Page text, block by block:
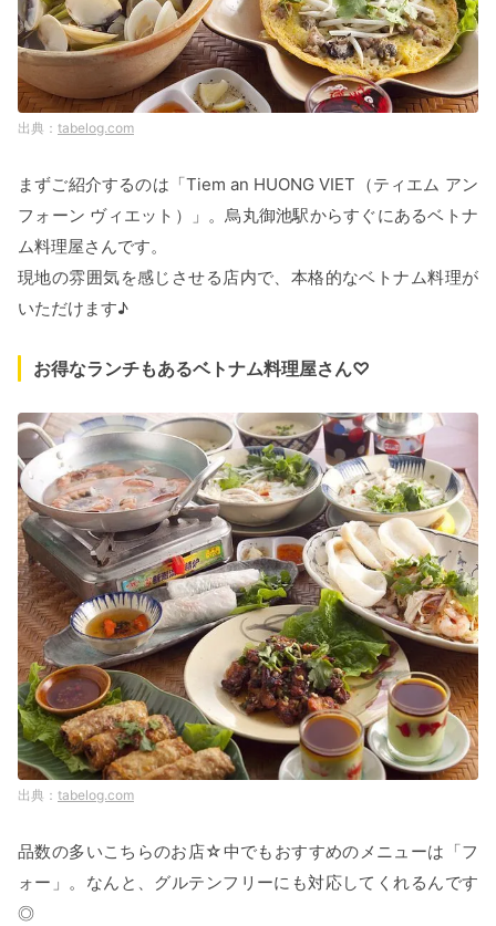
tabelog.com
まずご紹介するのは「Tiem an HUONG VIET（ティエム アン
フォーン ヴィエット）」。烏丸御池駅からすぐにあるベトナ
ム料理屋さんです。
現地の雰囲気を感じさせる店内で、本格的なベトナム料理が
いただけます♪
お得なランチもあるベトナム料理屋さん♡
tabelog.com
品数の多いこちらのお店☆中でもおすすめのメニューは「フ
ォー」。なんと、グルテンフリーにも対応してくれるんです
◎